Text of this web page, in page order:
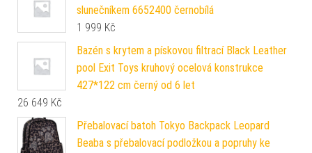
slunečníkem 6652400 černobílá
1 999 Kč
Bazén s krytem a pískovou filtrací Black Leather
pool Exit Toys kruhový ocelová konstrukce
427*122 cm černý od 6 let
26 649 Kč
Přebalovací batoh Tokyo Backpack Leopard
Beaba s přebalovací podložkou a popruhy ke